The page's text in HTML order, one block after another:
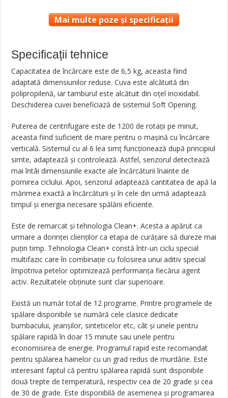
Mai multe poze și specificații
Specificații tehnice
Capacitatea de încărcare este de 6,5 kg, aceasta fiind
adaptată dimensiunilor reduse. Cuva este alcătuită din
polipropilenă, iar tamburul este alcătuit din oțel inoxidabil.
Deschiderea cuvei beneficiază de sistemul Soft Opening.
Puterea de centrifugare este de 1200 de rotații pe minut,
aceasta fiind suficient de mare pentru o mașină cu încărcare
verticală. Sistemul cu al 6 lea simț funcționează după principiul
simte, adaptează și controlează. Astfel, senzorul detectează
mai întâi dimensiunile exacte ale încărcăturii înainte de
pornirea ciclului. Apoi, senzorul adaptează cantitatea de apă la
mărimea exactă a încărcăturii și în cele din urmă adaptează
timpul și energia necesare spălării eficiente.
Este de remarcat și tehnologia Clean+. Acesta a apărut ca
urmare a dorinței clienților ca etapa de curățare să dureze mai
puțin timp. Tehnologia Clean+ constă într-un ciclu special
multifazic care în combinație cu folosirea unui aditiv special
împotriva petelor optimizează performanța fiecărui agent
activ. Rezultatele obținute sunt clar superioare.
Există un număr total de 12 programe. Printre programele de
spălare disponibile se numără cele clasice dedicate
bumbacului, jeanșilor, sinteticelor etc, cât și unele pentru
spălare rapidă în doar 15 minute sau unele pentru
economisirea de energie. Programul rapid este recomandat
pentru spălarea hainelor cu un grad redus de murdărie. Este
interesant faptul că pentru spălarea rapidă sunt disponibile
două trepte de temperatură, respectiv cea de 20 grade și cea
de 30 de grade. Este disponibilă de asemenea și programarea